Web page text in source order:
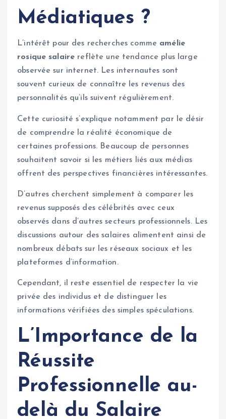
Médiatiques ?
L’intérêt pour des recherches comme amélie
rosique salaire reflète une tendance plus large
observée sur internet. Les internautes sont
souvent curieux de connaître les revenus des
personnalités qu’ils suivent régulièrement.
Cette curiosité s’explique notamment par le désir
de comprendre la réalité économique de
certaines professions. Beaucoup de personnes
souhaitent savoir si les métiers liés aux médias
offrent des perspectives financières intéressantes.
D’autres cherchent simplement à comparer les
revenus supposés des célébrités avec ceux
observés dans d’autres secteurs professionnels. Les
discussions autour des salaires alimentent ainsi de
nombreux débats sur les réseaux sociaux et les
plateformes d’information.
Cependant, il reste essentiel de respecter la vie
privée des individus et de distinguer les
informations vérifiées des simples spéculations.
L’Importance de la
Réussite
Professionnelle au-
delà du Salaire